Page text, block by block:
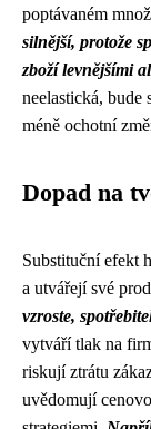
poptávaném
silnější, protože
zboží levnějšími
neelastická, bude
méně ochotní
Dopad na
Substituční efekt
a utvářejí své
vzroste,
vytváří tlak na
riskují ztrátu
uvědomují